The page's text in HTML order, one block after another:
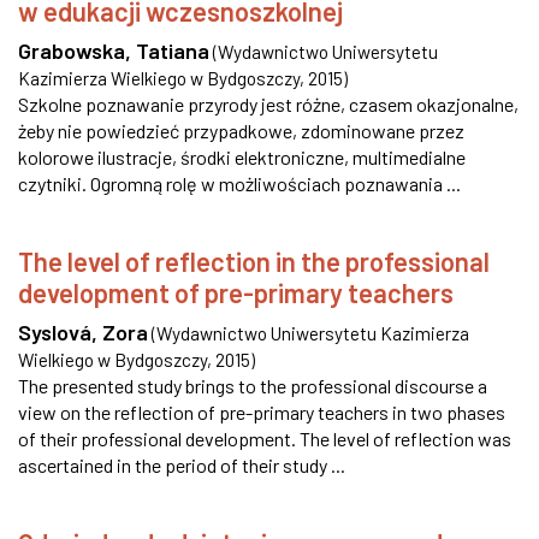
w edukacji wczesnoszkolnej
Grabowska, Tatiana (Wydawnictwo Uniwersytetu
Kazimierza Wielkiego w Bydgoszczy, 2015)
Szkolne poznawanie przyrody jest różne, czasem okazjonalne,
żeby nie powiedzieć przypadkowe, zdominowane przez
kolorowe ilustracje, środki elektroniczne, multimedialne
czytniki. Ogromną rolę w możliwościach poznawania ...
The level of reflection in the professional
development of pre-primary teachers
Syslová, Zora (Wydawnictwo Uniwersytetu Kazimierza
Wielkiego w Bydgoszczy, 2015)
The presented study brings to the professional discourse a
view on the reflection of pre-primary teachers in two phases
of their professional development. The level of reflection was
ascertained in the period of their study ...